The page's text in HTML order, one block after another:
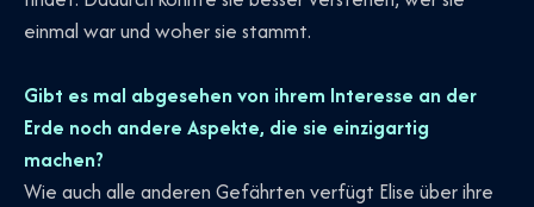
einmal war und woher sie stammt.
Gibt es mal abgesehen von ihrem Interesse an der
Erde noch andere Aspekte, die sie einzigartig
machen?
Wie auch alle anderen Gefährten verfügt Elise über ihre